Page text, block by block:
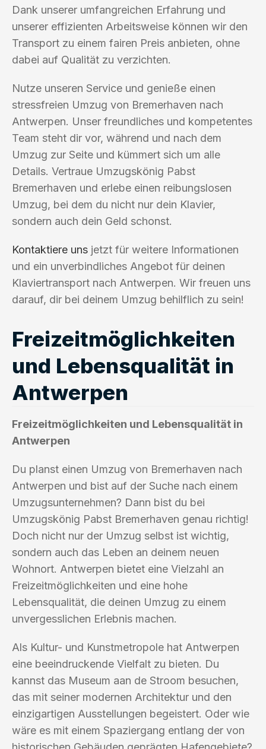
Dank unserer umfangreichen Erfahrung und
unserer effizienten Arbeitsweise können wir den
Transport zu einem fairen Preis anbieten, ohne
dabei auf Qualität zu verzichten.
Nutze unseren Service und genieße einen
stressfreien Umzug von Bremerhaven nach
Antwerpen. Unser freundliches und kompetentes
Team steht dir vor, während und nach dem
Umzug zur Seite und kümmert sich um alle
Details. Vertraue Umzugskönig Pabst
Bremerhaven und erlebe einen reibungslosen
Umzug, bei dem du nicht nur dein Klavier,
sondern auch dein Geld schonst.
Kontaktiere uns jetzt für weitere Informationen
und ein unverbindliches Angebot für deinen
Klaviertransport nach Antwerpen. Wir freuen uns
darauf, dir bei deinem Umzug behilflich zu sein!
Freizeitmöglichkeiten
und Lebensqualität in
Antwerpen
Freizeitmöglichkeiten und Lebensqualität in
Antwerpen
Du planst einen Umzug von Bremerhaven nach
Antwerpen und bist auf der Suche nach einem
Umzugsunternehmen? Dann bist du bei
Umzugskönig Pabst Bremerhaven genau richtig!
Doch nicht nur der Umzug selbst ist wichtig,
sondern auch das Leben an deinem neuen
Wohnort. Antwerpen bietet eine Vielzahl an
Freizeitmöglichkeiten und eine hohe
Lebensqualität, die deinen Umzug zu einem
unvergesslichen Erlebnis machen.
Als Kultur- und Kunstmetropole hat Antwerpen
eine beeindruckende Vielfalt zu bieten. Du
kannst das Museum aan de Stroom besuchen,
das mit seiner modernen Architektur und den
einzigartigen Ausstellungen begeistert. Oder wie
wäre es mit einem Spaziergang entlang der von